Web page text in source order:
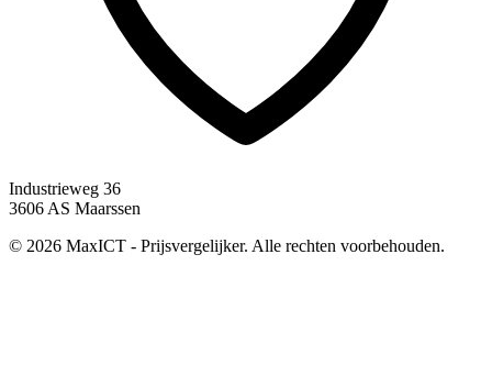
Industrieweg 36
3606 AS Maarssen
© 2026 MaxICT - Prijsvergelijker. Alle rechten voorbehouden.